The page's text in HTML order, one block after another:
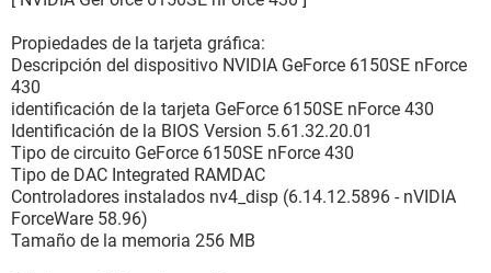
Propiedades del conector del puerto:
Tipo de puerto Serial Port 16450 Compatible
Diseño del conector interno COM1
Tipo de conector interno 9 Pin Dual Inline (pin 10 cut)
Tipo de conector externo DB-9 pin male
[ Conectores de puertos / COM2 ]
Propiedades del conector del puerto:
Tipo de puerto Serial Port 16450 Compatible
Propiedades de la tarjeta gráfica:
Descripción del dispositivo NVIDIA GeForce 6150SE nForce
430
identificación de la tarjeta GeForce 6150SE nForce 430
Identificación de la BIOS Version 5.61.32.20.01
Tipo de circuito GeForce 6150SE nForce 430
Tipo de DAC Integrated RAMDAC
Controladores instalados nv4_disp (6.14.12.5896 - nVIDIA
ForceWare 58.96)
Tamaño de la memoria 256 MB